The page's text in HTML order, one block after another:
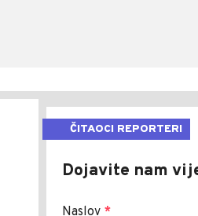
ČITAOCI REPORTERI
Dojavite nam
Naslov *